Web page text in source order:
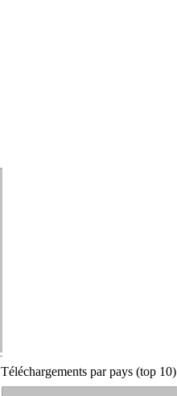
Téléchargements par pays (top 10)